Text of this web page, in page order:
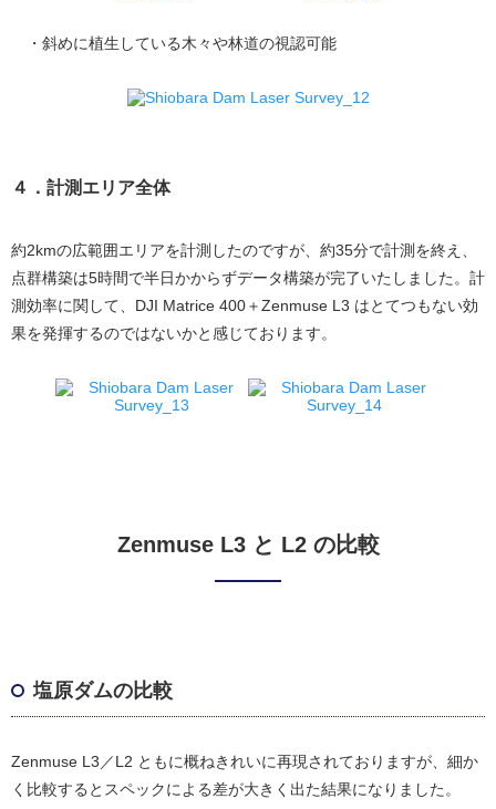
・斜めに植生している木々や林道の視認可能
４．計測エリア全体
約2kmの広範囲エリアを計測したのですが、約35分で計測を終え、
点群構築は5時間で半日かからずデータ構築が完了いたしました。計
測効率に関して、DJI Matrice 400＋Zenmuse L3 はとてつもない効
果を発揮するのではないかと感じております。
Zenmuse L3 と L2 の比較
塩原ダムの比較
Zenmuse L3／L2 ともに概ねきれいに再現されておりますが、細か
く比較するとスペックによる差が大きく出た結果になりました。